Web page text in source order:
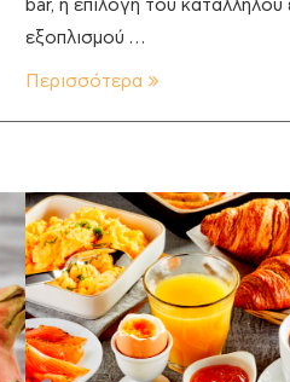
bar, η επιλογή του κατάλληλου
εξοπλισμού …
Περισσότερα